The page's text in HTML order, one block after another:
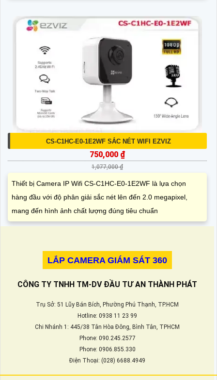
CS-C1HC-E0-1E2WF SẮC NÉT WIFI EZVIZ
750,000 ₫
1,077,000 ₫
Thiết bị Camera IP Wifi CS-C1HC-E0-1E2WF là lựa chọn
hàng đầu với độ phân giải sắc nét lên đến 2.0 megapixel,
mang đến hình ảnh chất lượng đúng tiêu chuẩn
LẮP CAMERA GIÁM SÁT 360
CÔNG TY TNHH TM-DV ĐẦU TƯ AN THÀNH PHÁT
Trụ Sở: 51 Lũy Bán Bích, Phường Phú Thạnh, TP.HCM
Hotline: 0938 11 23 99
Chi Nhánh 1: 445/38 Tân Hòa Đông, Bình Tân, TPHCM
Phone: 090.245.2577
Phone: 0906.855.330
Điện Thoại: (028) 6688.4949